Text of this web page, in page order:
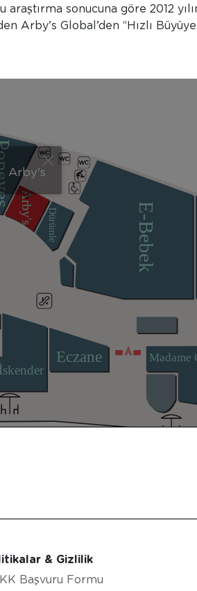
araştırma sonucuna göre 2012
Arby’s Global’den “Hızlı
Arby's Dürümle E-Bebek
Eczane Madame
Arby's
& Gizlilik
Başvuru Formu